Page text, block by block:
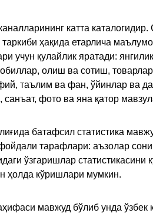
катта
ҳақида етарлича
учун қулайлик яратади:
олиш ва сотиш,
таълим ва фан, ўйинлар ва
фото ва яна қатор
батафсил статистика
тарафлари: аъзолар
ўзгаришлар
ҳолда кўришлари мумкин.
мавжуд бўлиб унда